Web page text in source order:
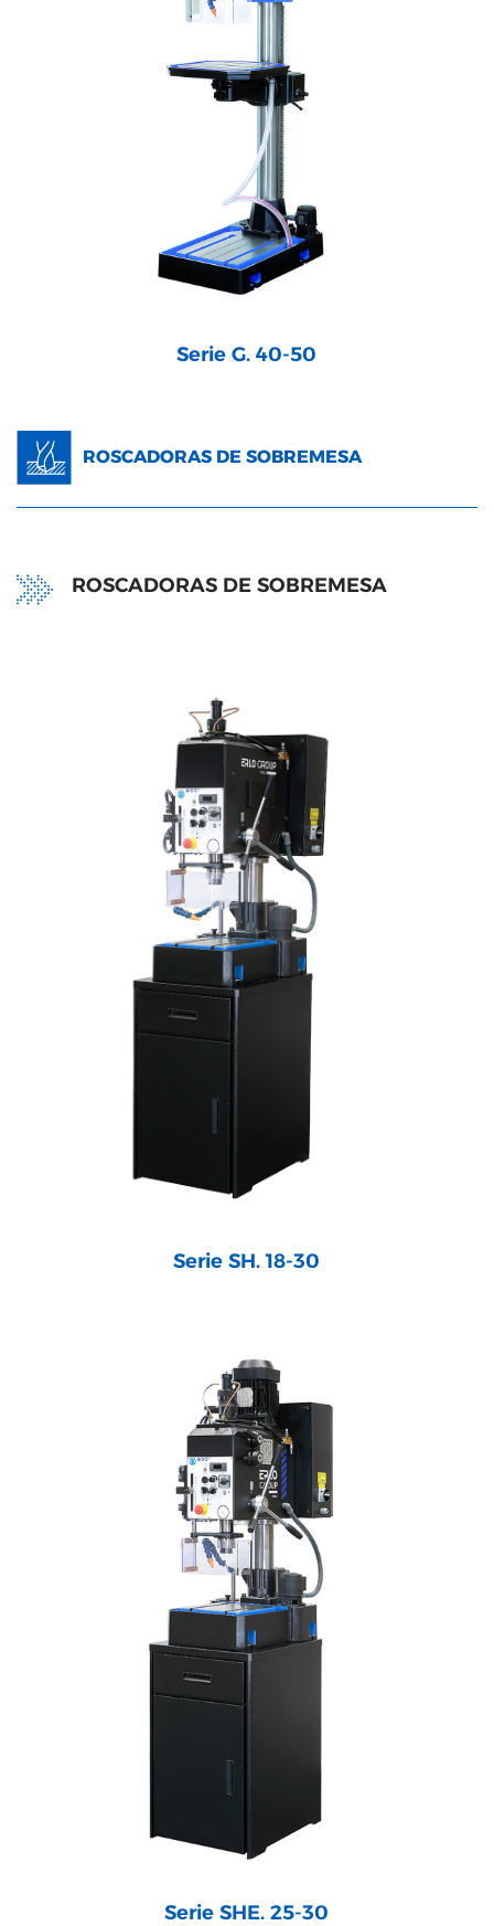
Serie G. 40-50
ROSCADORAS DE SOBREMESA
ROSCADORAS DE SOBREMESA
Serie SH. 18-30
Serie SHE. 25-30